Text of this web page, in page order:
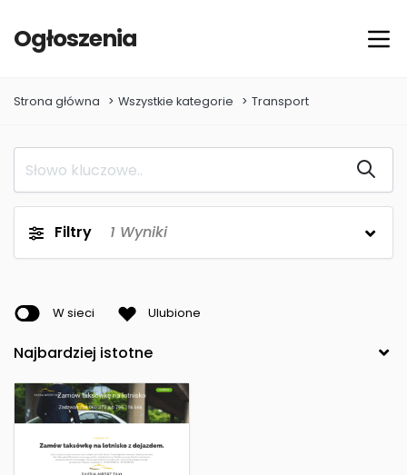
Ogłoszenia
Strona główna Wszystkie kategorie Transport
Filtry 1 Wyniki
W sieci Ulubione